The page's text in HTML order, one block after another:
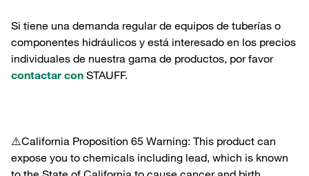
Si tiene una demanda regular de equipos de tuberías o
componentes hidráulicos y está interesado en los precios
individuales de nuestra gama de productos, por favor
contactar con STAUFF.
⚠️California Proposition 65 Warning: This product can
expose you to chemicals including lead, which is known